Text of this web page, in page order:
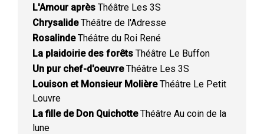
L'Amour après Théâtre Les 3S
ChrysalideThéâtre de l'Adresse
RosalindeThéâtre du Roi René
La plaidoirie des forêts Théâtre Le Buffon
Un pur chef-d'oeuvreThéâtre Les 3S
Louison et Monsieur MolièreThéâtre Le Petit
Louvre
La fille de Don QuichotteThéâtre Au coin de la
lune